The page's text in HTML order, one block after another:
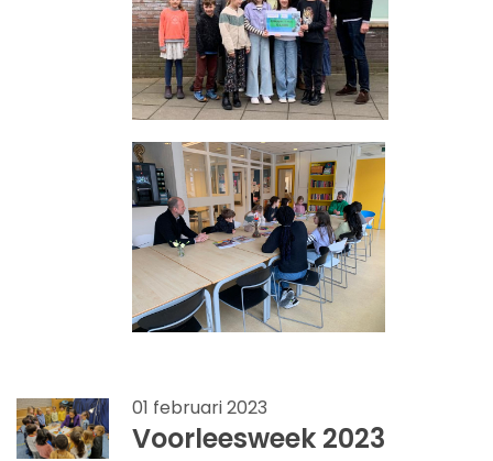
01 februari 2023
Voorleesweek 2023